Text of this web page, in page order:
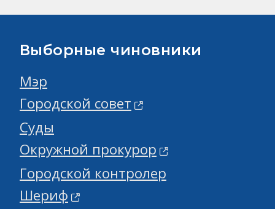
Выборные чиновники
Мэр
Городской совет
Суды
Окружной прокурор
Городской контролер
Шериф